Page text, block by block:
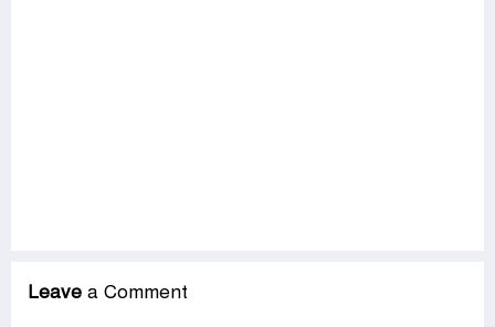
Leave a Comment